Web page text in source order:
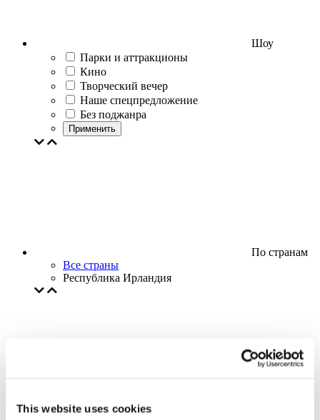
This website uses cookies
Шоу
Парки и аттракционы
Кино
Творческий вечер
Наше спецпредложение
Без поджанра
Применить
По странам
Все страны
Республика Ирландия